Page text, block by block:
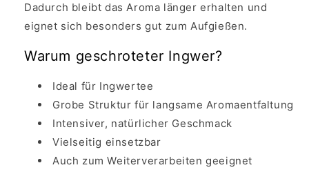
Dadurch bleibt das Aroma länger erhalten und
eignet sich besonders gut zum Aufgießen.
Warum geschroteter Ingwer?
Ideal für Ingwertee
Grobe Struktur für langsame Aromaentfaltung
Intensiver, natürlicher Geschmack
Vielseitig einsetzbar
Auch zum Weiterverarbeiten geeignet